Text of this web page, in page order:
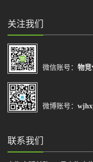
关注我们
微信账号： 物竞
微博账号：
联系我们